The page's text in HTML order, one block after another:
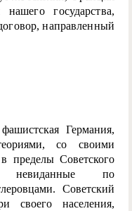
государства,
направленный
Германия,
со своими
пределы Советского
невиданные по
Советский
своего населения,